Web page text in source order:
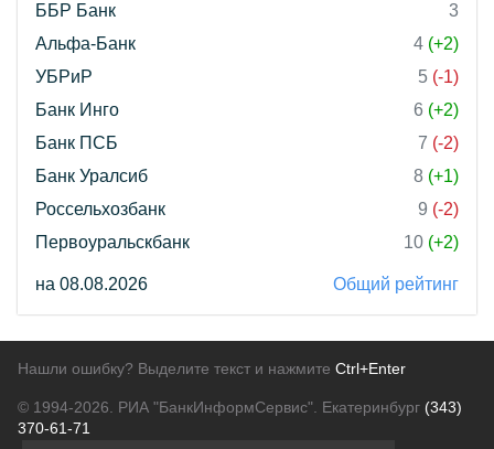
ББР Банк
3
Альфа-Банк
4 (+2)
УБРиР
5 (-1)
Банк Инго
6 (+2)
Банк ПСБ
7 (-2)
Банк Уралсиб
8 (+1)
Россельхозбанк
9 (-2)
Первоуральскбанк
10 (+2)
на 08.08.2026 Общий рейтинг
Нашли ошибку? Выделите текст и нажмите Ctrl+Enter
© 1994-2026. РИА "БанкИнформСервис". Екатеринбург (343)
370-61-71